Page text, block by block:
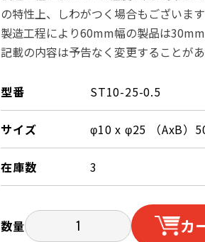
の特性上、しわがつく場合もございま
製造工程により60mm幅の製品は30mm
記載の内容は予告なく変更することがあ
型番 ST10-25-0.5
サイズ φ10 x φ25 （AxB）
在庫数 3
数量 カ